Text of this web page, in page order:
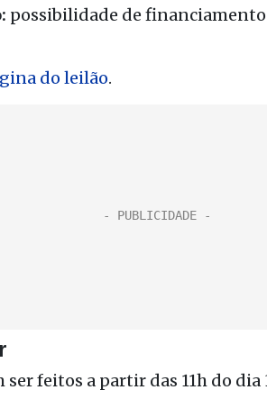
possibilidade de financiamento
do leilão.
ser feitos a partir das 11h do